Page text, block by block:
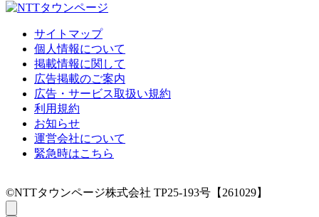
サイトマップ
個人情報について
掲載情報に関して
広告掲載のご案内
広告・サービス取扱い規約
利用規約
お知らせ
運営会社について
緊急時はこちら
©NTTタウンページ株式会社 TP25-193号【261029】